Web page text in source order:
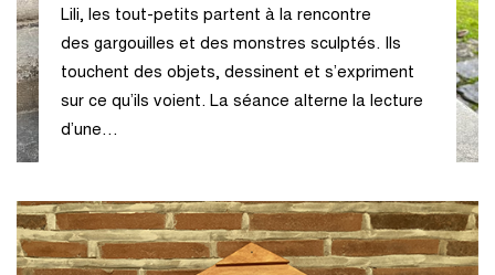
Lili, les tout-petits partent à la rencontre
des gargouilles et des monstres sculptés. Ils
touchent des objets, dessinent et s’expriment
sur ce qu’ils voient. La séance alterne la lecture
d’une…